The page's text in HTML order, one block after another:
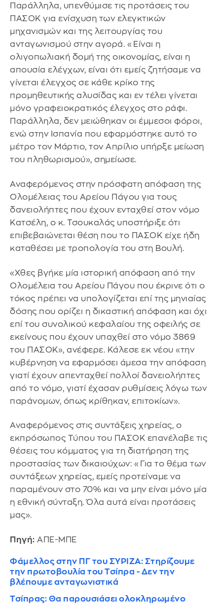
Παράλληλα, υπενθύμισε τις προτάσεις του
ΠΑΣΟΚ για ενίσχυση των ελεγκτικών
μηχανισμών και της λειτουργίας του
ανταγωνισμού στην αγορά. «Είναι η
ολιγοπωλιακή δομή της οικονομίας, είναι η
απουσία ελέγχων, είναι ότι εμείς ζητήσαμε να
γίνεται έλεγχος σε κάθε κρίκο της
προμηθευτικής αλυσίδας και εν τέλει γίνεται
μόνο γραφειοκρατικός έλεγχος στο ράφι.
Παράλληλα, δεν μειώθηκαν οι έμμεσοι φόροι,
ενώ στην Ισπανία που εφαρμόστηκε αυτό το
μέτρο τον Μάρτιο, τον Απρίλιο υπήρξε μείωση
του πληθωρισμού», σημείωσε.
Αναφερόμενος στην πρόσφατη απόφαση της
Ολομέλειας του Αρείου Πάγου για τους
δανειολήπτες που έχουν ενταχθεί στον νόμο
Κατσέλη, ο κ. Τσουκαλάς υποστήριξε ότι
επιβεβαιώνεται θέση που το ΠΑΣΟΚ είχε ήδη
καταθέσει με τροπολογία του στη Βουλή.
«Χθες βγήκε μία ιστορική απόφαση από την
Ολομέλεια του Αρείου Πάγου που έκρινε ότι ο
τόκος πρέπει να υπολογίζεται επί της μηνιαίας
δόσης που ορίζει η δικαστική απόφαση και όχι
επί του συνολικού κεφαλαίου της οφειλής σε
εκείνους που έχουν υπαχθεί στο νόμο 3869
του ΠΑΣΟΚ», ανέφερε. Κάλεσε εκ νέου «την
κυβέρνηση να εφαρμόσει άμεσα την απόφαση
γιατί έχουν απενταχθεί πολλοί δανειολήπτες
από το νόμο, γιατί έχασαν ρυθμίσεις λόγω των
παράνομων, όπως κρίθηκαν, επιτοκίων».
Αναφερόμενος στις συντάξεις χηρείας, ο
εκπρόσωπος Τύπου του ΠΑΣΟΚ επανέλαβε τις
θέσεις του κόμματος για τη διατήρηση της
προστασίας των δικαιούχων: «Για το θέμα των
συντάξεων χηρείας, εμείς προτείναμε να
παραμένουν στο 70% και να μην είναι μόνο μία
η εθνική σύνταξη. Όλα αυτά είναι προτάσεις
μας».
Πηγή: ΑΠΕ-ΜΠΕ
Φάμελλος στην ΠΓ του ΣΥΡΙΖΑ: Στηρίζουμε
την πρωτοβουλία του Τσίπρα - Δεν την
βλέπουμε ανταγωνιστικά
Τσίπρας: Θα παρουσιάσει ολοκληρωμένο